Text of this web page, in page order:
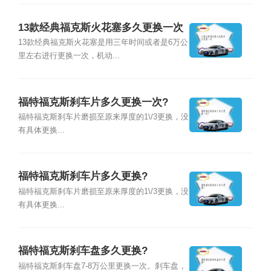
13款经典福克斯火花塞多久更换一次
13款经典福克斯火花塞是用三年时间或者是6万公
里左右进行更换一次，机动...
福特福克斯刹车片多久更换一次?
福特福克斯刹车片磨损至原来厚度的1\/3更换，没
有具体更换...
福特福克斯刹车片多久更换?
福特福克斯刹车片磨损至原来厚度的1\/3更换，没
有具体更换...
福特福克斯刹车盘多久更换?
福特福克斯刹车盘7-8万公里更换一次。刹车盘，